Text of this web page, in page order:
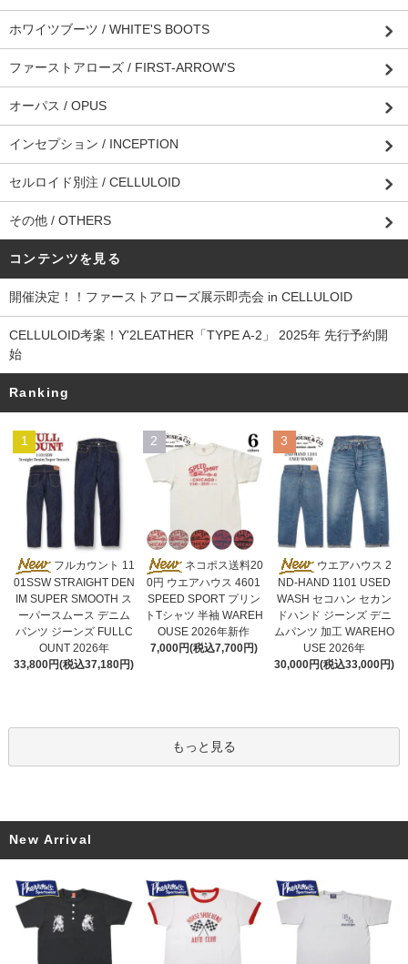
ホワイツブーツ / WHITE'S BOOTS
ファーストアローズ / FIRST-ARROW'S
オーパス / OPUS
インセプション / INCEPTION
セルロイド別注 / CELLULOID
その他 / OTHERS
コンテンツを見る
開催決定！！ファーストアローズ展示即売会 in CELLULOID
CELLULOID考案！Y'2LEATHER「TYPE A-2」 2025年 先行予約開
始
Ranking
1
フルカウント 11
01SSW STRAIGHT DEN
IM SUPER SMOOTH ス
ーパースムース デニム
パンツ ジーンズ FULLC
OUNT 2026年
33,800円(税込37,180円)
2
ネコポス送料20
0円 ウエアハウス 4601
SPEED SPORT プリン
トTシャツ 半袖 WAREH
OUSE 2026年新作
7,000円(税込7,700円)
3
ウエアハウス 2
ND-HAND 1101 USED
WASH セコハン セカン
ドハンド ジーンズ デニ
ムパンツ 加工 WAREHO
USE 2026年
30,000円(税込33,000円)
もっと見る
New Arrival